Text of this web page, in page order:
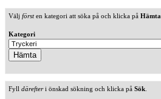
Välj försten kategori att söka på och klicka på Hämta
Kategori
Fyll därefteri önskad sökning och klicka på Sök